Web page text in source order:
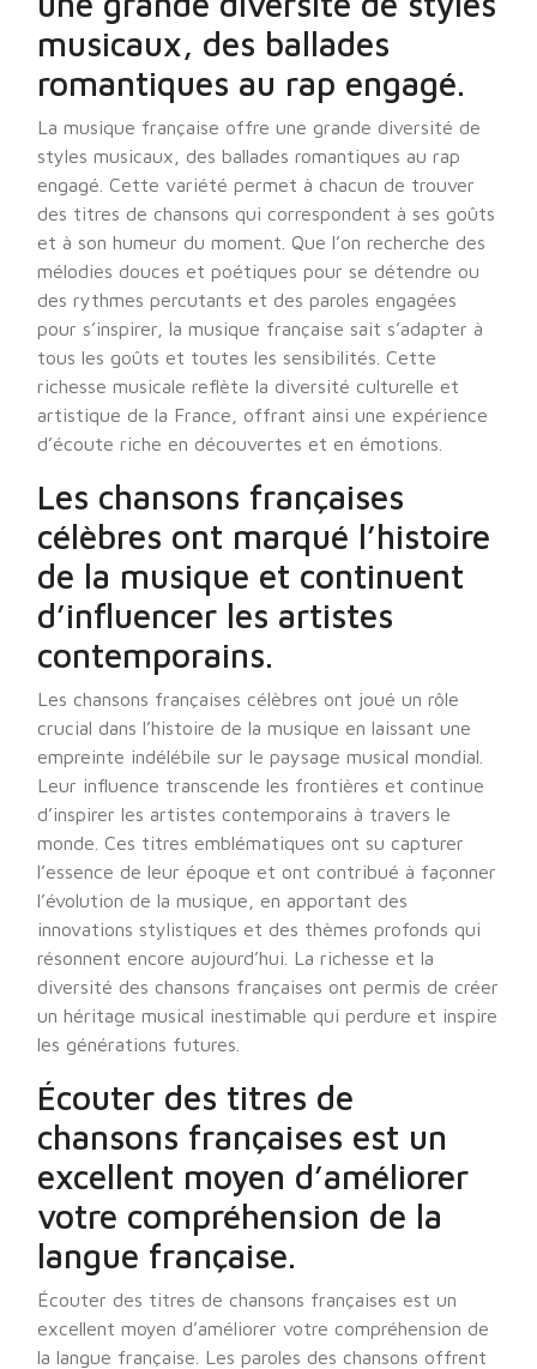
musicaux, des ballades
romantiques au rap engagé.
La musique française offre une grande diversité de
styles musicaux, des ballades romantiques au rap
engagé. Cette variété permet à chacun de trouver
des titres de chansons qui correspondent à ses goûts
et à son humeur du moment. Que l’on recherche des
mélodies douces et poétiques pour se détendre ou
des rythmes percutants et des paroles engagées
pour s’inspirer, la musique française sait s’adapter à
tous les goûts et toutes les sensibilités. Cette
richesse musicale reflète la diversité culturelle et
artistique de la France, offrant ainsi une expérience
d’écoute riche en découvertes et en émotions.
Les chansons françaises
célèbres ont marqué l’histoire
de la musique et continuent
d’influencer les artistes
contemporains.
Les chansons françaises célèbres ont joué un rôle
crucial dans l’histoire de la musique en laissant une
empreinte indélébile sur le paysage musical mondial.
Leur influence transcende les frontières et continue
d’inspirer les artistes contemporains à travers le
monde. Ces titres emblématiques ont su capturer
l’essence de leur époque et ont contribué à façonner
l’évolution de la musique, en apportant des
innovations stylistiques et des thèmes profonds qui
résonnent encore aujourd’hui. La richesse et la
diversité des chansons françaises ont permis de créer
un héritage musical inestimable qui perdure et inspire
les générations futures.
Écouter des titres de
chansons françaises est un
excellent moyen d’améliorer
votre compréhension de la
langue française.
Écouter des titres de chansons françaises est un
excellent moyen d’améliorer votre compréhension de
la langue française. Les paroles des chansons offrent